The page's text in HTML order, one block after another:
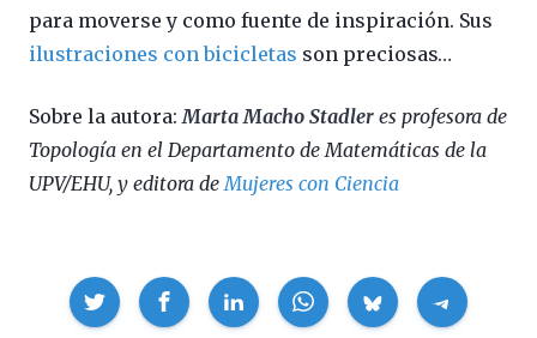
para moverse y como fuente de inspiración. Sus
ilustraciones con bicicletas son preciosas…
Sobre la autora: Marta Macho Stadler es profesora de
Topología en el Departamento de Matemáticas de la
UPV/EHU, y editora de Mujeres con Ciencia
Compartir